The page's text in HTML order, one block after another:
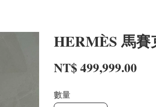
HERMÈS 馬
NT$ 499,999.00
數量